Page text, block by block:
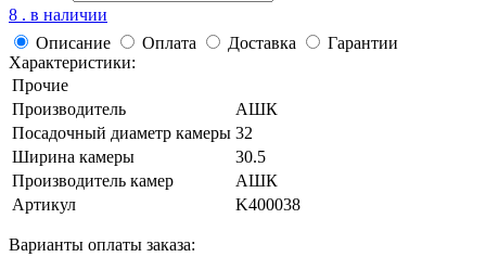
8 . в наличии
Описание
Оплата Доставка
Гарантии
Характеристики:
Прочие
Производитель
АШК
Посадочный диаметр камеры 32
Ширина камеры
30.5
Производитель камер
АШК
Артикул
K400038
Варианты оплаты заказа: